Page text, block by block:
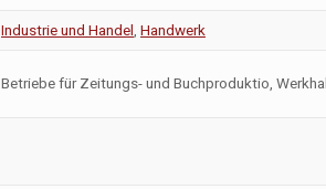
Industrie und Handel Handwerk
Betriebe für Zeitungs- und Buchproduktio,